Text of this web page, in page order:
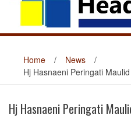
Home / News
/
Hj Hasnaeni Peringati
Hj Hasnaeni Peringati